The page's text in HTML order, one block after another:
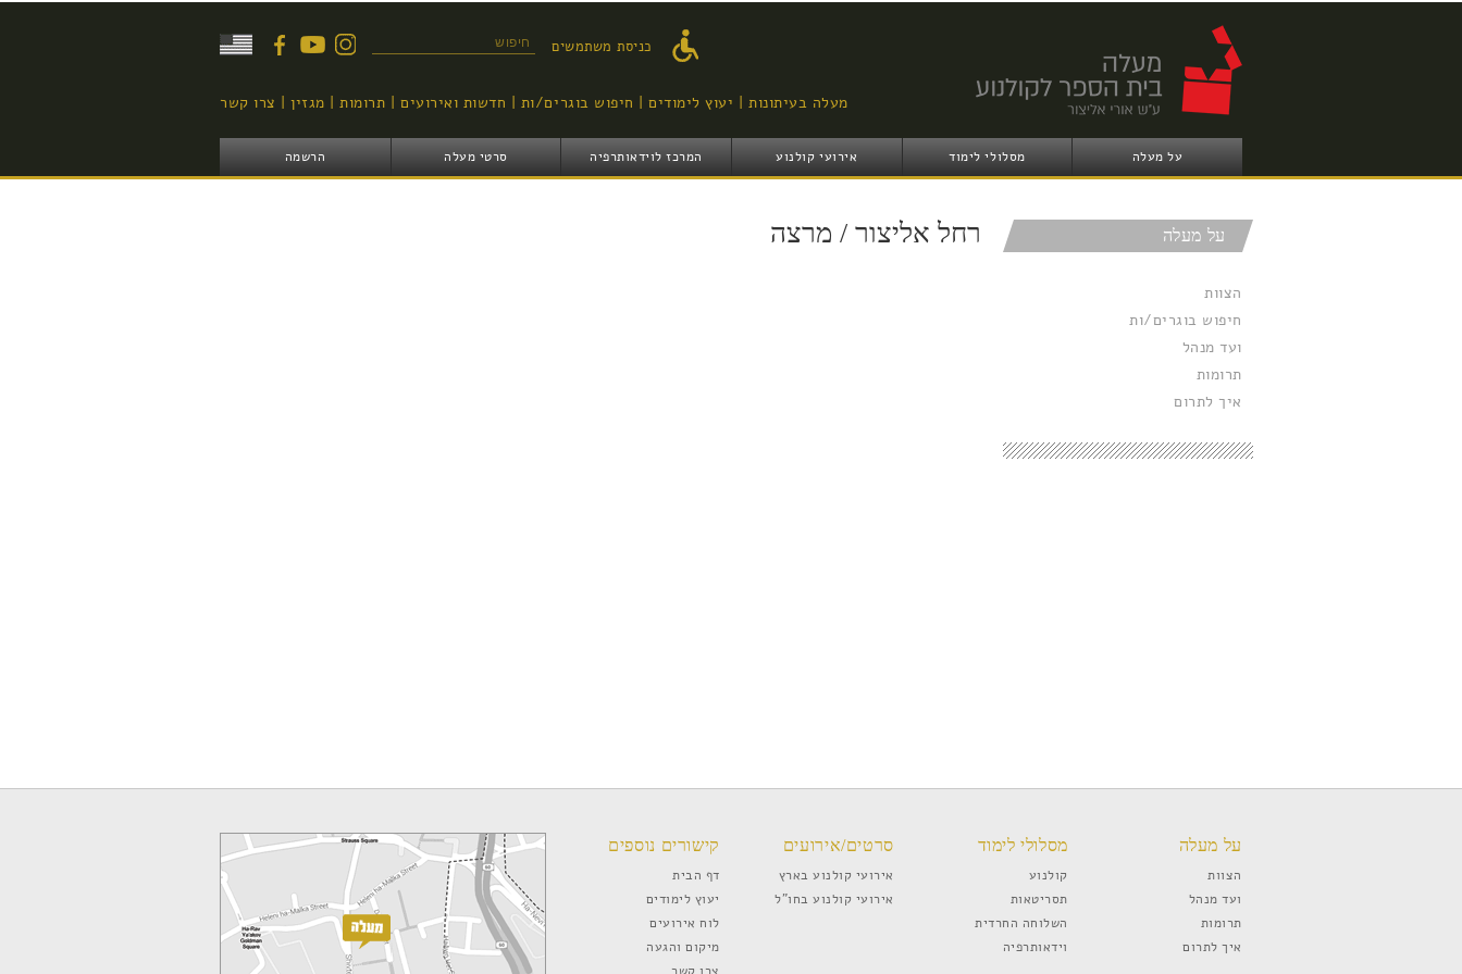
העיקרי
טופס חיפוש כניסת משתמשים
מעלה בעיתונות יעוץ לימודים חיפוש בוגרים/ות חדשות ואירועים תרומות מגזין צרו קשר
על מעלה מסלולי לימוד אירועי קולנוע המרכז לוידאותרפיה סרטי מעלה הרשמה
על מעלה
הצוות
חיפוש בוגרים/ות
ועד מנהל
תרומות
איך לתרום
רחל אליצור / מרצה
על מעלה
הצוות
ועד מנהל
תרומות
איך לתרום
מסלולי לימוד
קולנוע
תסריטאות
השלוחה החרדית
וידאותרפיה
סרטים/אירועים
אירועי קולנוע בארץ
אירועי קולנוע בחו”ל
קישורים נוספים
דף הבית
יעוץ לימודים
לוח אירועים
מיקום והגעה
צרו קשר